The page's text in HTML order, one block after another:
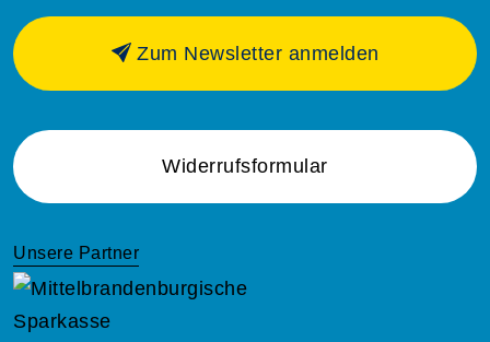
Zum Newsletter anmelden
Widerrufsformular
Unsere Partner